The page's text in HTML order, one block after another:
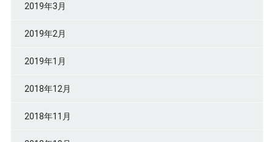
2019年3月
2019年2月
2019年1月
2018年12月
2018年11月